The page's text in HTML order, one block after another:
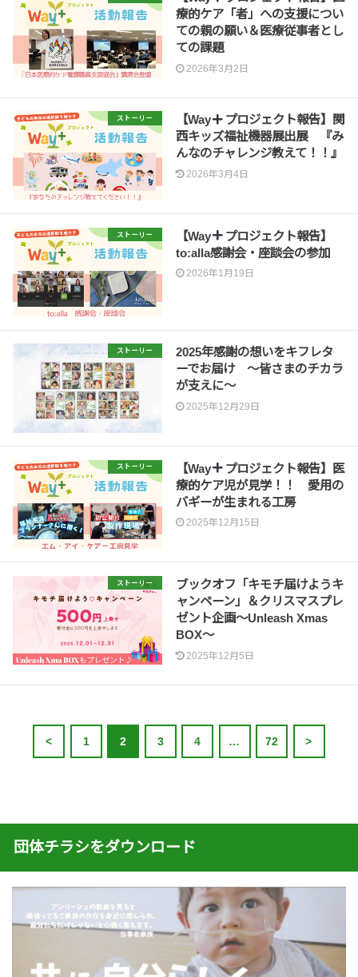
療的ケア「者」への支援につい
ての親の願い＆医療従事者とし
ての課題
2026年3月2日
ストーリー 【Way
プロジェクト報告】関
西キッズ福祉機器展出展 『み
んなのチャレンジ教えて！！』
2026年3月4日
ストーリー 【Way
プロジェクト報告】
to:alla感謝会・座談会の参加
2026年1月19日
ストーリー
2025年感謝の想いをキフレタ
ーでお届け 〜皆さまのチカラ
が支えに〜
2025年12月29日
ストーリー 【Way
プロジェクト報告】医
療的ケア児が見学！！ 愛用の
バギーが生まれる工房
2025年12月15日
ストーリー
ブックオフ「キモチ届けようキ
ャンペーン」＆クリスマスプレ
ゼント企画〜Unleash Xmas
BOX〜
2025年12月5日
< 1 2 3 4 … 72 >
団体チラシをダウンロード